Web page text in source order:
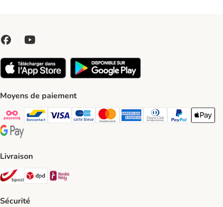
Moyens de paiement
Payconiq Payment Method
bancontact Payment Method
Visa Payment Method
carte bleue Payment Method
Master card Payment Method
American express Payment
Diners club Payment
Paypal Payment
Apple
Google Pay Payment Method
Livraison
Bpost Shipping Method
DPD Shipping Method
Sécurité